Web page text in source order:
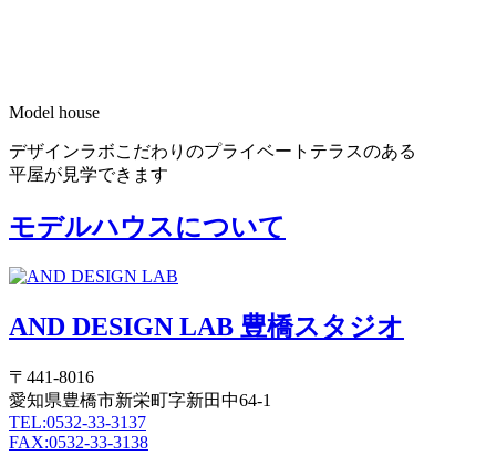
Model house
デザインラボこだわりのプライベートテラスのある
平屋が見学できます
モデルハウスについて
AND DESIGN LAB 豊橋スタジオ
〒441-8016
愛知県豊橋市新栄町字新田中64-1
TEL:0532-33-3137
FAX:0532-33-3138